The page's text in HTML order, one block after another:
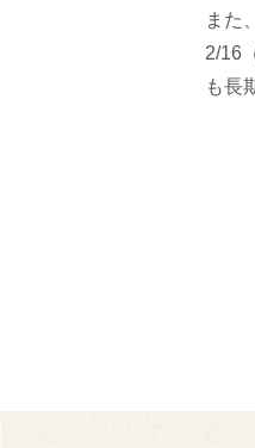
また
2/16
も長